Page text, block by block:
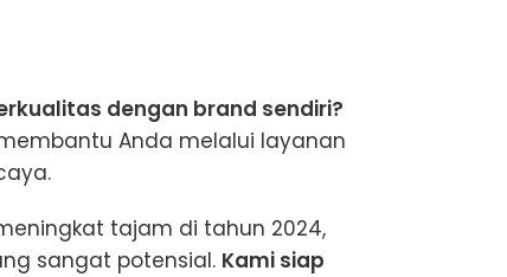
dengan brand sendiri?
Anda melalui layanan
tajam di tahun 2024,
sangat potensial. Kami siap